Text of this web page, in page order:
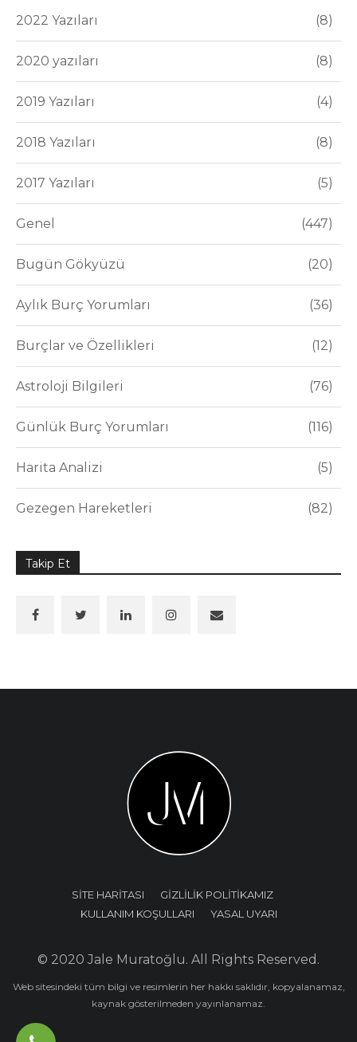
2022 Yazıları 8
2020 yazıları 8
2019 Yazıları 4
2018 Yazıları 8
2017 Yazıları 5
Genel 447
Bugün Gökyüzü 20
Aylık Burç Yorumları 36
Burçlar ve Özellikleri 12
Astroloji Bilgileri 76
Günlük Burç Yorumları 116
Harita Analizi 5
Gezegen Hareketleri 82
Takip Et
SİTE HARİTASI
GİZLİLİK POLİTİKAMIZ
KULLANIM KOŞULLARI
YASAL UYARI
© 2020 Jale Muratoğlu. All Rights Reserved.
Web sitesindeki tüm bilgi ve resimlerin her hakkı saklıdır, kopyalanamaz,
kaynak gösterilmeden yayınlanamaz.